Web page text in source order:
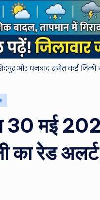
और धनबाद समेत कई जिलों में
30 मई
का रेड